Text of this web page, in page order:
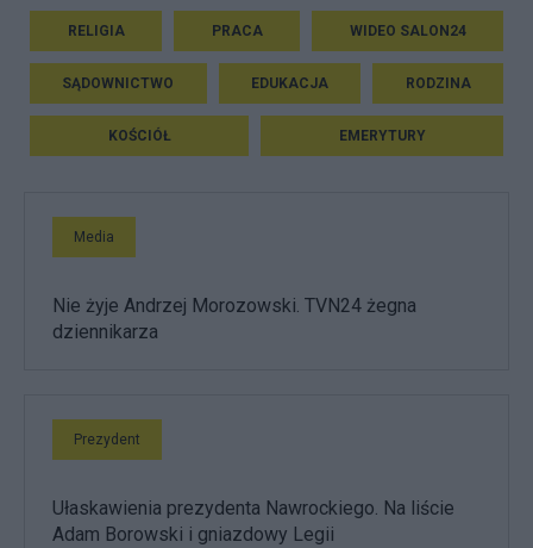
RELIGIA PRACA WIDEO SALON24
SĄDOWNICTWO EDUKACJA RODZINA
KOŚCIÓŁ EMERYTURY
Media
Nie żyje Andrzej Morozowski. TVN24 żegna
dziennikarza
Prezydent
Ułaskawienia prezydenta Nawrockiego. Na liście
Adam Borowski i gniazdowy Legii